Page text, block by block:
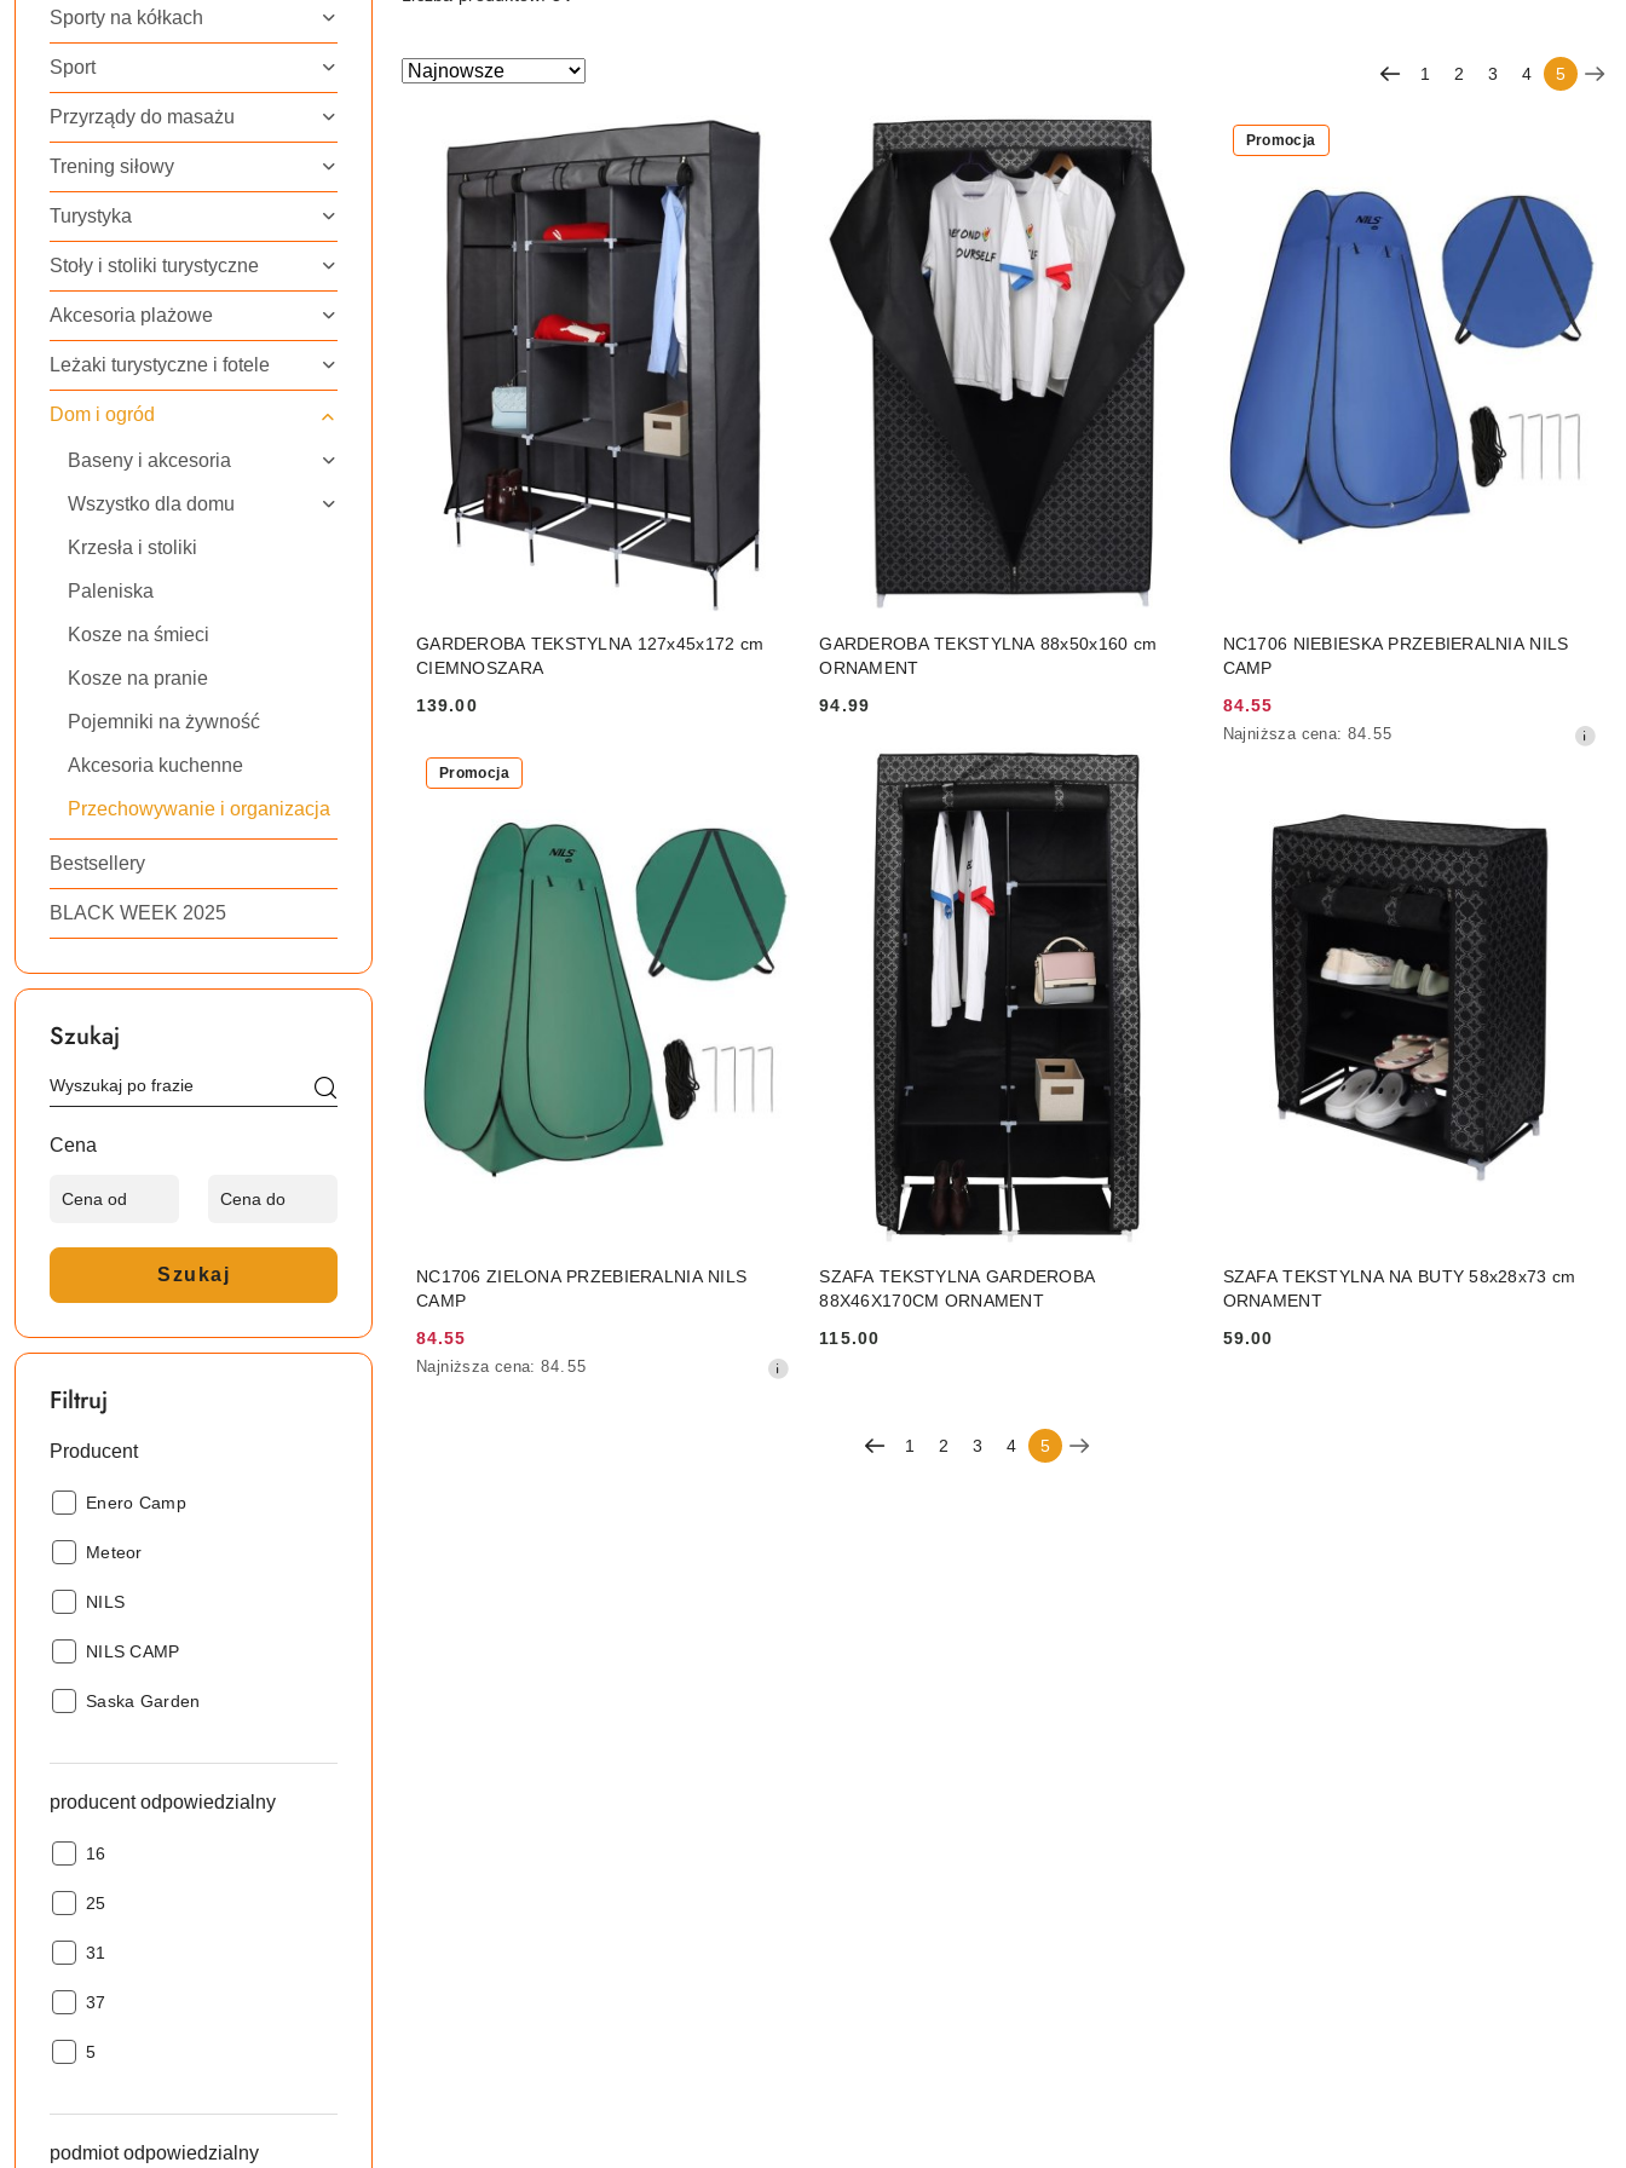
Sporty na kółkach
Sport
Przyrządy do masażu
Trening siłowy
Turystyka
Stoły i stoliki turystyczne
Akcesoria plażowe
Leżaki turystyczne i fotele
Dom i ogród
Baseny i akcesoria
Wszystko dla domu
Krzesła i stoliki
Paleniska
Kosze na śmieci
Kosze na pranie
Pojemniki na żywność
Akcesoria kuchenne
Przechowywanie i organizacja
Bestsellery
BLACK WEEK 2025
Szukaj
Cena
Szukaj
Filtruj
Producent
Producent:
Enero Camp
Producent:
Meteor
Producent:
NILS
Producent:
NILS CAMP
Producent:
Saska Garden
producent odpowiedzialny
producent
16
producent
25
producent
31
producent
37
producent
5
podmiot odpowiedzialny
Zastosowano
Sortuj
1 2 3 4 5
GARDEROBA TEKSTYLNA 127x45x172 cm
CIEMNOSZARA
Cena:
139.00
GARDEROBA TEKSTYLNA 88x50x160 cm
ORNAMENT
Cena:
94.99
NC1706 NIEBIESKA PRZEBIERALNIA NILS
CAMP
Cena
promocyjna:
84.55
Najniższa
obniżką
Najniższa cena: 84.55
Promocja
DO KOSZYKA
NC1706 ZIELONA PRZEBIERALNIA NILS
CAMP
Cena
promocyjna:
84.55
Najniższa
Najniższa cena: 84.55
Promocja
SZAFA TEKSTYLNA GARDEROBA
88X46X170CM ORNAMENT
Cena:
115.00
SZAFA TEKSTYLNA NA BUTY 58x28x73 cm
ORNAMENT
Cena:
59.00
1 2 3 4 5